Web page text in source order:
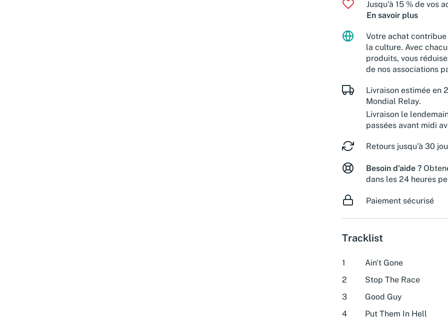
Jusqu'à 15 % de vos
En savoir plus
Votre achat
la culture. Avec
produits, vous
de nos associations
Livraison estimée en
Mondial Relay.
Livraison le
passées avant midi
Retours jusqu'à 30
Besoin d'aide ?
dans les 24 heures
Paiement sécurisé
Tracklist
1
Ain't Gone
2
Stop The Race
3
Good Guy
4
Put Them In Hell